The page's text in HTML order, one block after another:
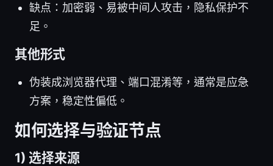
缺点：加密弱、易被中间人攻击，隐私保护不
足。
其他形式
伪装成浏览器代理、端口混淆等，通常是应急
方案，稳定性偏低。
如何选择与验证节点
1) 选择来源